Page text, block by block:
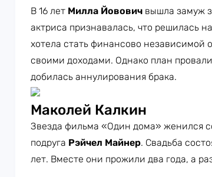
В 16 лет Милла Йовович вышла замуж
актриса признавалась, что решилась
хотела стать финансово независимой
своими доходами. Однако план
добилась аннулирования брака.
Маколей Калкин
Звезда фильма «Один дома» женился
подруга Рэйчел Майнер. Свадьба
лет. Вместе они прожили два года, а